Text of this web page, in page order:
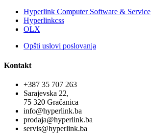
Hyperlink Computer Software & Service
Hyperlinkcss
OLX
Opšti uslovi poslovanja
Kontakt
+387 35 707 263
Sarajevska 22,
75 320 Gračanica
info@hyperlink.ba
prodaja@hyperlink.ba
servis@hyperlink.ba